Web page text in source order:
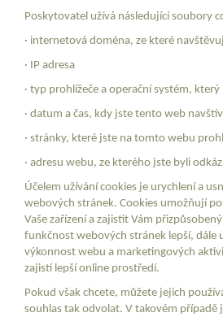
Poskytovatel užívá následující soubory
· internetová doména, ze které
· IP adresa
· typ prohlížeče a operační systém,
· datum a čas, kdy jste tento web
· stránky, které jste na tomto webu
· adresu webu, ze kterého jste byli
Účelem užívání cookies je urychlení a
webových stránek. Cookies umožňují
Vaše zařízení a zajistit Vám
funkčnost webových stránek lepší, dále
výkonnost webu a marketingových
zajistí lepší online prostředí.
Pokud však chcete, můžete jejich
souhlas tak odvolat. V takovém případě